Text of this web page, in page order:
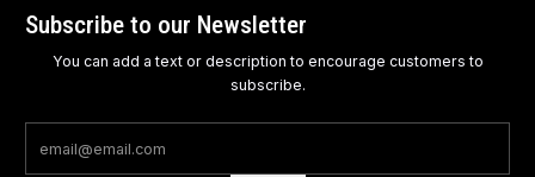
Subscribe to our Newsletter
You can add a text or description to encourage customers to
subscribe.